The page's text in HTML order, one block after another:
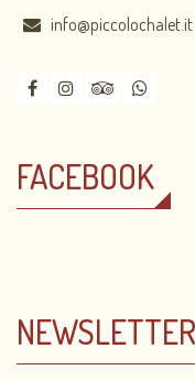
info@piccolochalet.it
FACEBOOK
NEWSLETTER